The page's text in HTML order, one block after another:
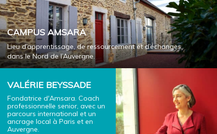
CAMPUS AMSARA
Lieu d’apprentissage, de ressourcement et d’échanges,
dans le Nord de l’Auvergne.
VALÉRIE BEYSSADE
Fondatrice d'Amsara. Coach
professionnelle senior, avec un
parcours international et un
ancrage local à Paris et en
Auvergne.